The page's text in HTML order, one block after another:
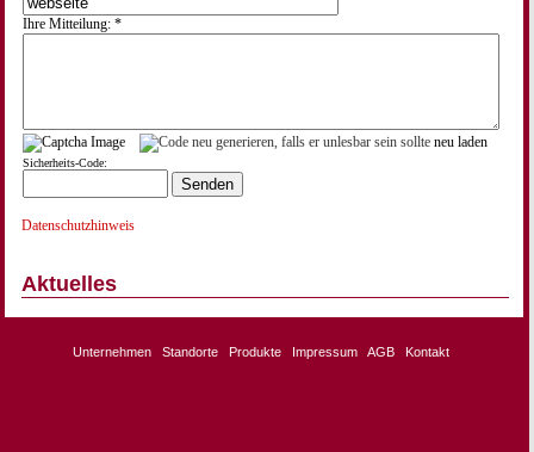
Ihre Mitteilung: *
neu laden
Sicherheits-Code:
Datenschutzhinweis
Aktuelles
Unternehmen Standorte Produkte Impressum AGB Kontakt